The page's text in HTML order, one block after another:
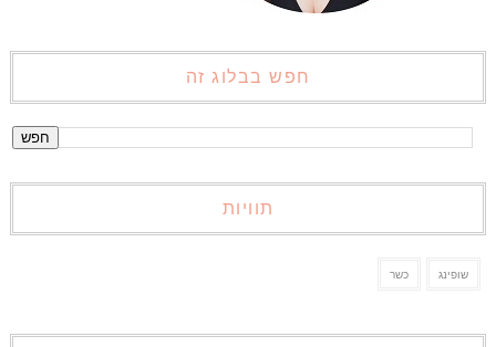
חפש בבלוג זה
תוויות
כשר שופינג